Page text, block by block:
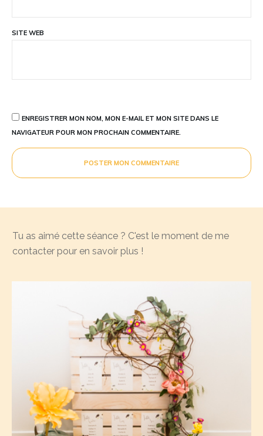
SITE WEB
ENREGISTRER MON NOM, MON E-MAIL ET MON SITE DANS LE
NAVIGATEUR POUR MON PROCHAIN COMMENTAIRE.
POSTER MON COMMENTAIRE
Tu as aimé cette séance ? C'est le moment de me
contacter pour en savoir plus !